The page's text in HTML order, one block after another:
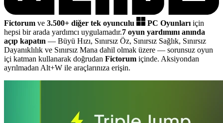
Fictorum ve 3.500+ diğer tek oyunculu PC Oyunları için
hepsi bir arada yardımcı uygulamadır.7 oyun yardımını anında
açıp kapatın — Büyü Hızı, Sınırsız Öz, Sınırsız Sağlık, Sınırsız
Dayanıklılık ve Sınırsız Mana dahil olmak üzere — sorunsuz oyun
içi katman kullanarak doğrudan Fictorum içinde. Aksiyondan
ayrılmadan Alt+W ile araçlarınıza erişin.